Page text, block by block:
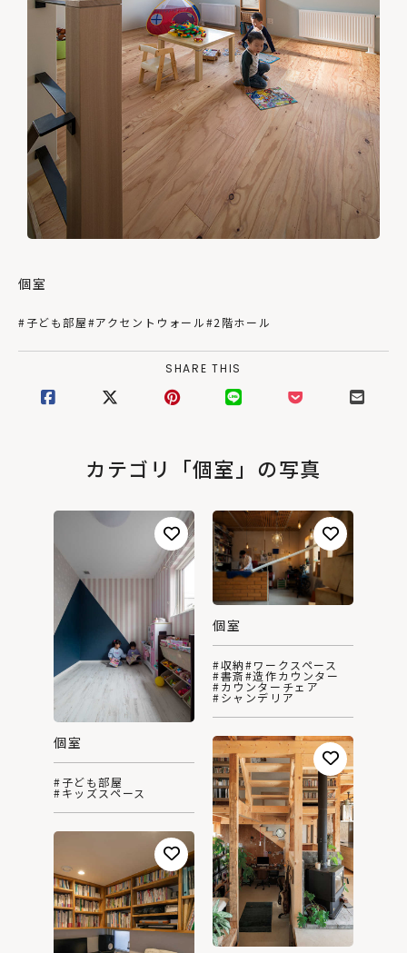
個室
#子ども部屋#アクセントウォール#2階ホール
SHARE THIS
カテゴリ「個室」の写真
個室
#子ども部屋
#キッズスペース
個室
#収納#ワークスペース
#書斎#造作カウンター
#カウンターチェア
#シャンデリア